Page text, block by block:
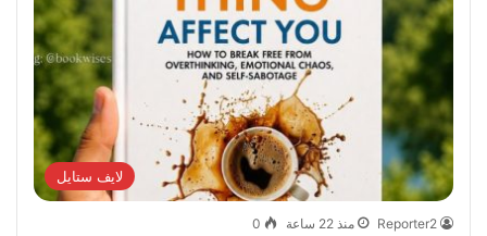
لايف ستايل
Reporter2 منذ 22 ساعة 0